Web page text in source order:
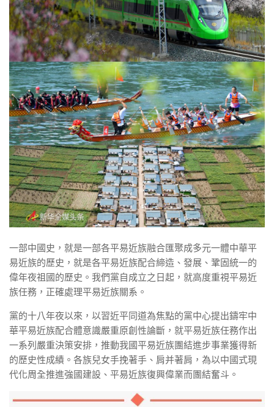
一部中國史，就是一部各平易近族融合匯聚成多元一體中華平
易近族的歷史，就是各平易近族配合締造、發展、鞏固統一的
偉年夜祖國的歷史。我們黨自成立之日起，就高度重視平易近
族任務，正確處理平易近族關系。
黨的十八年夜以來，以習近平同道為焦點的黨中心提出鑄牢中
華平易近族配合體意識嚴重原創性論斷，就平易近族任務作出
一系列嚴重決策安排，推動我國平易近族團結進步事業獲得新
的歷史性成績。各族兒女手挽著手、肩并著肩，為以中國式現
代化周全推進強國建設、平易近族復興偉業而團結奮斗。